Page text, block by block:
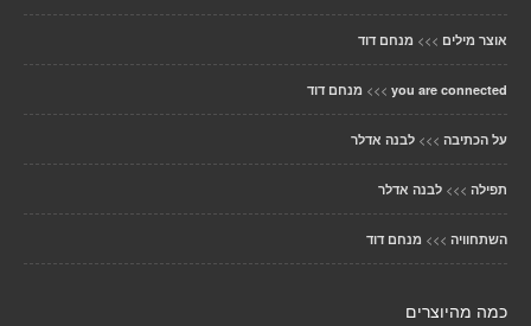
אוצר מילים >>> מנחם דוד
you are connected
>>> מנחם דוד
על הכתיבה >>> לבנה אדלר
תפילה >>> לבנה אדלר
השתחוויה >>> מנחם דוד
כמה מהיוצרים